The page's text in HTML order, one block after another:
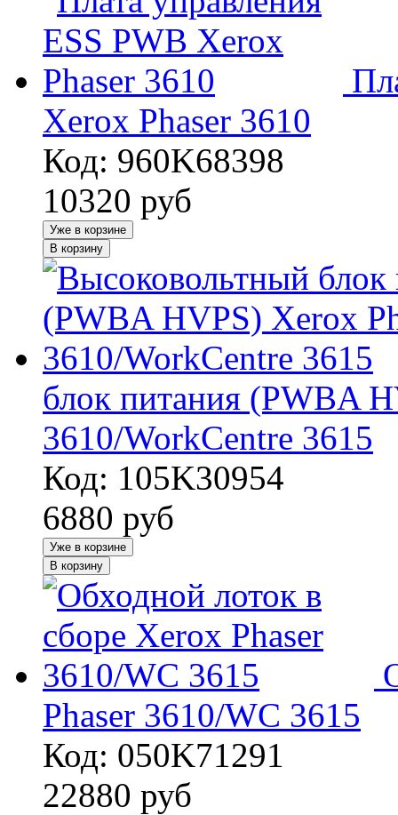
Xerox Phaser 3610
Код: 960K68398
10320 руб
Уже в корзине
В корзину
блок питания (PWBA
3610/WorkCentre 3615
Код: 105K30954
6880 руб
Уже в корзине
В корзину
Phaser 3610/WC 3615
Код: 050K71291
22880 руб